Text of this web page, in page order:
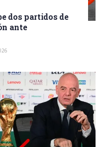
dos partidos de
ante